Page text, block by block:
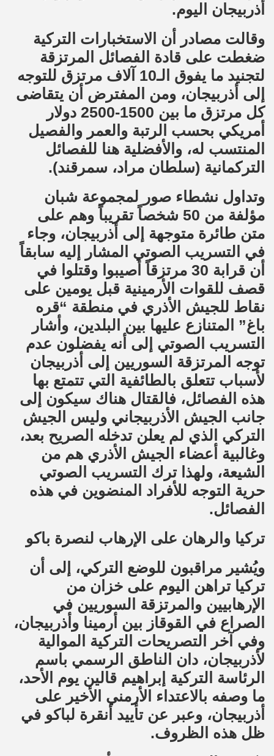
أذربيجان اليوم.
وقالت مصادر أن الاستخبارات التركية
ضغطت على قادة الفصائل المرتزقة
لتجنيد ما يفوق الـ10 آلاف مرتزق للتوجه
إلى أذربيجان، ومن المفترض أن يتقاضى
كل مرتزق ما بين 1500-2500 دولار
أمريكي بحسب الرتبة والعمر والفصيل
المنتسب له، والأفضلية هنا للفصائل
التركمانية (سلطان مراد، سمرقند).
وتداول نشطاء صور لمجموعة شبان
مؤلفة من 50 شخصاً تقريباً وهم على
متن طائرة متوجهة إلى أذربيجان، وجاء
في التسريب الصوتي المشار إليه سابقاً
أن قرابة 30 مرتزقاً أصيبوا وقتلوا في
قصف للقوات الأرمينية قبل يومين على
نقاط للجيش الأذري في منطقة “قره
باغ” المتنازع عليها بين البلدين، وأشار
التسريب الصوتي إلى أنه يفضلون عدم
توجه المرتزقة السوريين إلى أذربيجان
لأسباب تتعلق بالطائفية التي تتمتع بها
هذه الفصائل، فالقتال هناك سيكون إلى
جانب الجيش الأذربيجاني وليس الجيش
التركي الذي لم يعلن تدخله الصريح بعد،
وغالبية أعضاء الجيش الأذري هم من
الشيعة، ولهذا ترك التسريب الصوتي
حرية التوجه للأفراد المنضوين في هذه
الفصائل.
تركيا والرهان على الإرهاب لنصرة باكو
ويُشير مراقبون للوضع التركي، إلى أن
تركيا تراهن اليوم على خزان من
الإرهابيين والمرتزقة السوريين في
الصراع في القوقاز بين أرمينا وأذربيجان،
وفي آخر التصريحات التركية الموالية
لأذربيجان، دان الناطق الرسمي باسم
الرئاسة التركية إبراهيم قالين يوم الأحد،
ما وصفه بالاعتداء الأرمني الأخير على
أذربيجان، وعبر عن تأييد أنقرة لباكو في
ظل هذه الظروف.